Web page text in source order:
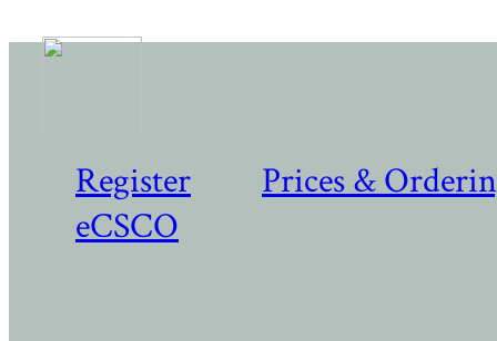
Register
Prices &
eCSCO